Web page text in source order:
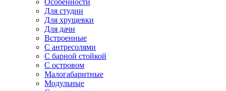
Особенности
Для студии
Для хрущевки
Для дачи
Встроенные
С антресолями
С барной стойкой
С островом
Малогабаритные
Модульные